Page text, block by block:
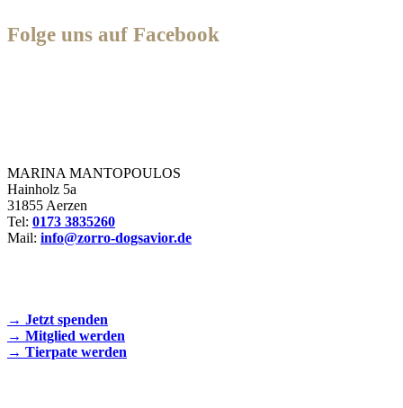
Folge uns auf Facebook
MARINA MANTOPOULOS
Hainholz 5a
31855 Aerzen
Tel: 0173 3835260
Mail: info@zorro-dogsavior.de
→ Jetzt spenden
→ Mitglied werden
→ Tierpate werden